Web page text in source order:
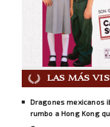
LAS MÁS
Dragones mexicanos
rumbo a Hong Kong